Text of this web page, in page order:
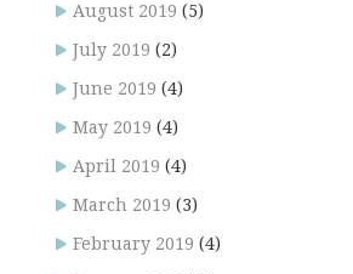
August 2019 (5)
July 2019 (2)
June 2019 (4)
May 2019 (4)
April 2019 (4)
March 2019 (3)
February 2019 (4)